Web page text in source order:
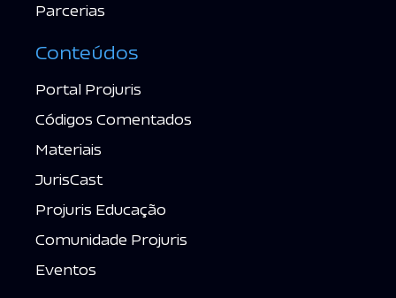
Parcerias
Conteúdos
Portal Projuris
Códigos Comentados
Materiais
JurisCast
Projuris Educação
Comunidade Projuris
Eventos